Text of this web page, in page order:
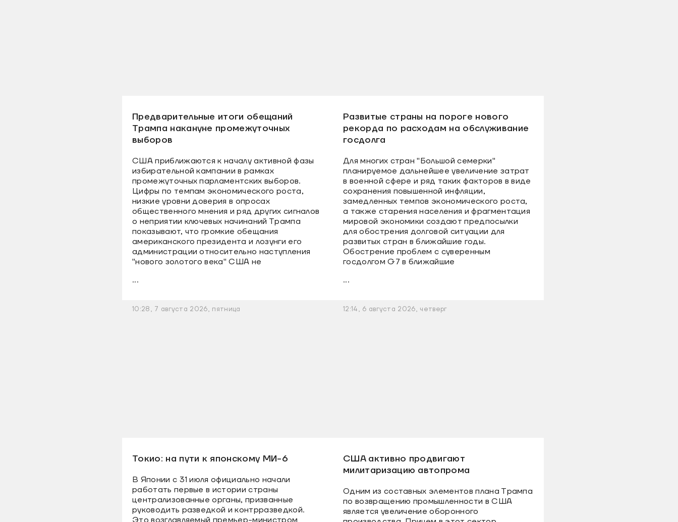
Предварительные итоги обещаний
Трампа накануне промежуточных
выборов
США приближаются к началу активной фазы
избирательной кампании в рамках
промежуточных парламентских выборов.
Цифры по темпам экономического роста,
низкие уровни доверия в опросах
общественного мнения и ряд других сигналов
о неприятии ключевых начинаний Трампа
показывают, что громкие обещания
американского президента и лозунги его
администрации относительно наступления
"нового золотого века" США не
...
Развитые страны на пороге нового
рекорда по расходам на обслуживание
госдолга
Для многих стран "Большой семерки"
планируемое дальнейшее увеличение затрат
в военной сфере и ряд таких факторов в виде
сохранения повышенной инфляции,
замедленных темпов экономического роста,
а также старения населения и фрагментация
мировой экономики создают предпосылки
для обострения долговой ситуации для
развитых стран в ближайшие годы.
Обострение проблем с суверенным
госдолгом G7 в ближайшие
...
10:28, 7 августа 2026, пятница
Токио: на пути к японскому МИ-6
В Японии с 31 июля официально начали
работать первые в истории страны
централизованные органы, призванные
руководить разведкой и контрразведкой.
Это возглавляемый премьер-министром
12:14, 6 августа 2026, четверг
США активно продвигают
милитаризацию автопрома
Одним из составных элементов плана Трампа
по возвращению промышленности в США
является увеличение оборонного